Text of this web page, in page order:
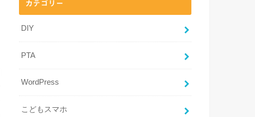
カテゴリー
DIY
PTA
WordPress
こどもスマホ